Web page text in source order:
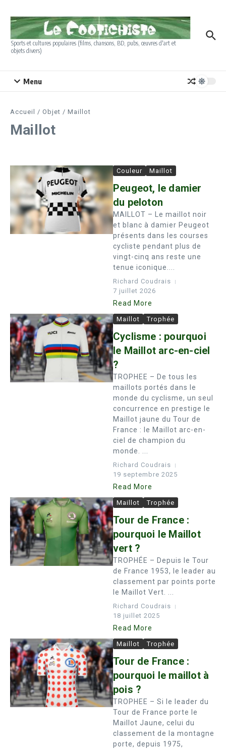
Sports et cultures populaires (films, chansons, BD, pubs, œuvres d'art et
objets divers)
Menu
Accueil / Objet / Maillot
Maillot
Couleur Maillot
Peugeot, le damier
du peloton
MAILLOT – Le maillot noir
et blanc à damier Peugeot
présents dans les courses
cycliste pendant plus de
vingt-cinq ans reste une
tenue iconique....
Richard Coudrais
7 juillet 2026
Read More
Maillot Trophée
Cyclisme : pourquoi
le Maillot arc-en-ciel
?
TROPHEE – De tous les
maillots portés dans le
monde du cyclisme, un seul
concurrence en prestige le
Maillot jaune du Tour de
France : le Maillot arc-en-
ciel de champion du
monde. ...
Richard Coudrais
19 septembre 2025
Read More
Maillot Trophée
Tour de France :
pourquoi le Maillot
vert ?
TROPHÉE – Depuis le Tour
de France 1953, le leader au
classement par points porte
le Maillot Vert. ...
Richard Coudrais
18 juillet 2025
Read More
Maillot Trophée
Tour de France :
pourquoi le maillot à
pois ?
TROPHEE – Si le leader du
Tour de France porte le
Maillot Jaune, celui du
classement de la montagne
porte, depuis 1975,